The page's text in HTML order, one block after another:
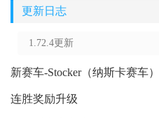
更新日志
1.72.4更新
新赛车-Stocker（纳斯卡赛车
连胜奖励升级